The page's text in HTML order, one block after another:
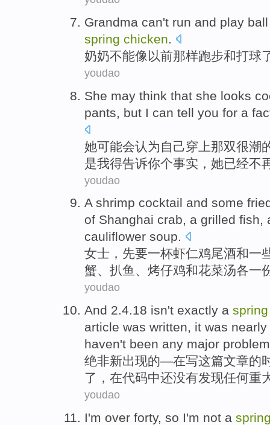
Grandma can't run and play
spring chicken.
奶奶不能像 以前那样跑步和打球
youdao
She may think that she looks
pants
but I can tell you for a
她可能会认为 自己穿上那双很潮
是我得告诉你个事实 ，她已经不
youdao
A shrimp cocktail and some
of Shanghai crab, a grilled fish,
cauliflower soup.
女士，先要一杯虾仁鸡尾酒和一
蟹、 扒鱼 、 烤仔鸡和花菜汤各一
youdao
And 2.4.18 isn't exactly a
article was written, it was nearly
haven't been any major
绝非新出现的—在写这篇文章的
了，在代码中还没有发现任何重
youdao
I'm over forty, so I'm not a